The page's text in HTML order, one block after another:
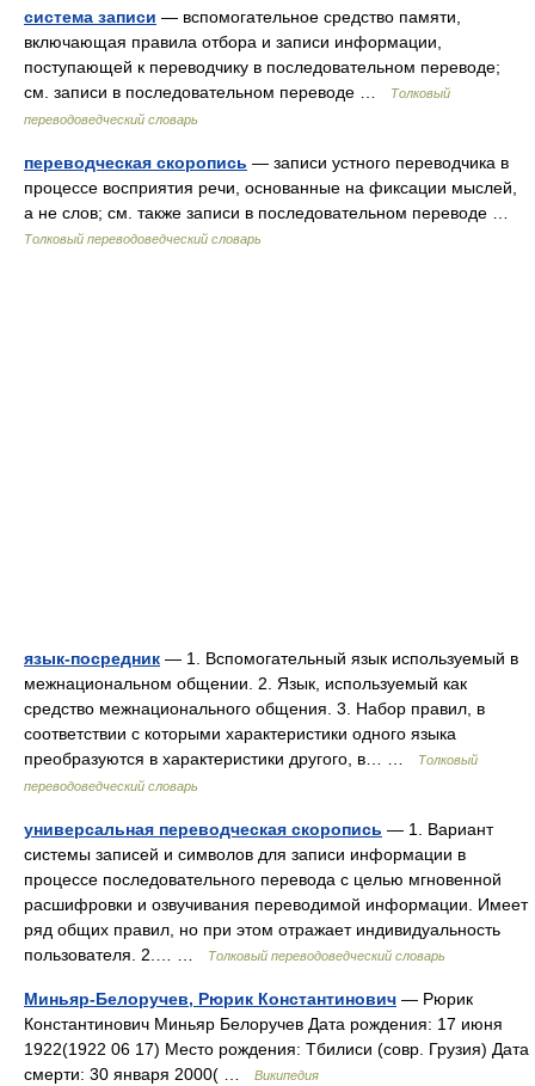
система записи — вспомогательное средство памяти,
включающая правила отбора и записи информации,
поступающей к переводчику в последовательном переводе;
см. записи в последовательном переводе …
Толковый
переводоведческий словарь
переводческая скоропись — записи устного переводчика в
процессе восприятия речи, основанные на фиксации мыслей,
а не слов; см. также записи в последовательном переводе …
Толковый переводоведческий словарь
язык-посредник — 1. Вспомогательный язык используемый в
межнациональном общении. 2. Язык, используемый как
средство межнационального общения. 3. Набор правил, в
соответствии с которыми характеристики одного языка
преобразуются в характеристики другого, в… …
Толковый
переводоведческий словарь
универсальная переводческая скоропись — 1. Вариант
системы записей и символов для записи информации в
процессе последовательного перевода с целью мгновенной
расшифровки и озвучивания переводимой информации. Имеет
ряд общих правил, но при этом отражает индивидуальность
пользователя. 2.… …
Толковый переводоведческий словарь
Миньяр-Белоручев, Рюрик Константинович — Рюрик
Константинович Миньяр Белоручев Дата рождения: 17 июня
1922(1922 06 17) Место рождения: Тбилиси (совр. Грузия) Дата
смерти: 30 января 2000( …
Википедия